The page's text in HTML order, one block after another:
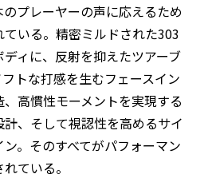
プレーヤーの声に応えるため
いる。精密ミルドされた303
ィに、反射を抑えたツアーブ
トな打感を生むフェースイン
高慣性モーメントを実現する
、そして視認性を高めるサイ
。そのすべてがパフォーマン
ている。